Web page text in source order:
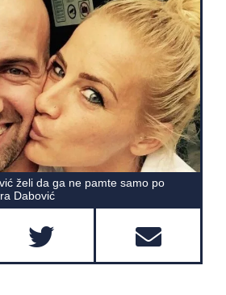
želi da ga ne pamte samo po
Dabović